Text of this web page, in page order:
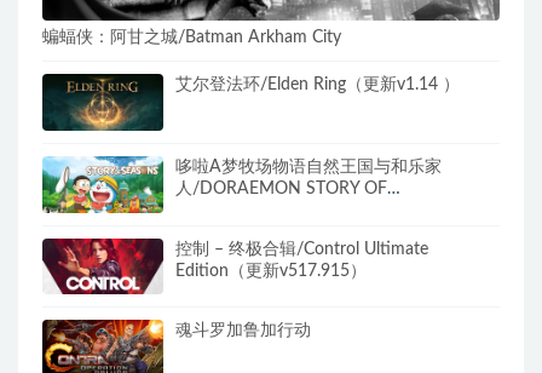
蝙蝠侠：阿甘之城/Batman Arkham City
艾尔登法环/Elden Ring（更新v1.14 ）
哆啦A梦牧场物语自然王国与和乐家
人/DORAEMON STORY OF
控制 – 终极合辑/Control Ultimate
Edition（更新v517.915）
魂斗罗加鲁加行动